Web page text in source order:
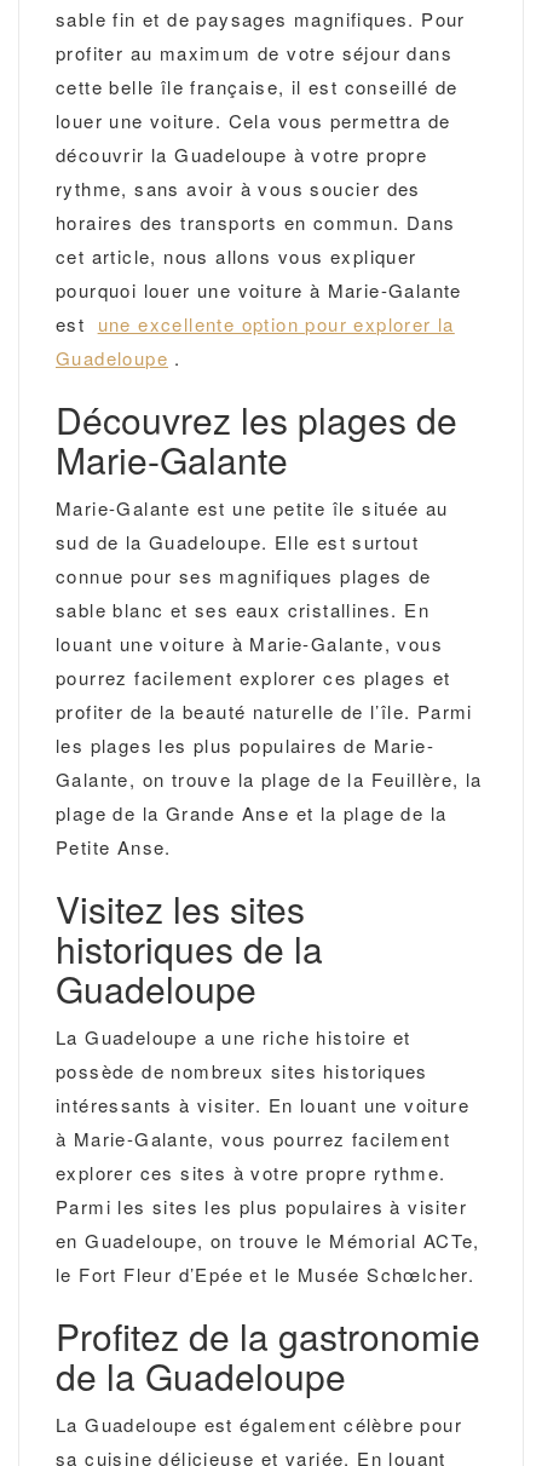
sable fin et de paysages magnifiques. Pour
profiter au maximum de votre séjour dans
cette belle île française, il est conseillé de
louer une voiture. Cela vous permettra de
découvrir la Guadeloupe à votre propre
rythme, sans avoir à vous soucier des
horaires des transports en commun. Dans
cet article, nous allons vous expliquer
pourquoi louer une voiture à Marie-Galante
est
une excellente option pour explorer la
Guadeloupe .
Découvrez les plages de
Marie-Galante
Marie-Galante est une petite île située au
sud de la Guadeloupe. Elle est surtout
connue pour ses magnifiques plages de
sable blanc et ses eaux cristallines. En
louant une voiture à Marie-Galante, vous
pourrez facilement explorer ces plages et
profiter de la beauté naturelle de l’île. Parmi
les plages les plus populaires de Marie-
Galante, on trouve la plage de la Feuillère, la
plage de la Grande Anse et la plage de la
Petite Anse.
Visitez les sites
historiques de la
Guadeloupe
La Guadeloupe a une riche histoire et
possède de nombreux sites historiques
intéressants à visiter. En louant une voiture
à Marie-Galante, vous pourrez facilement
explorer ces sites à votre propre rythme.
Parmi les sites les plus populaires à visiter
en Guadeloupe, on trouve le Mémorial ACTe,
le Fort Fleur d’Epée et le Musée Schœlcher.
Profitez de la gastronomie
de la Guadeloupe
La Guadeloupe est également célèbre pour
sa cuisine délicieuse et variée. En louant